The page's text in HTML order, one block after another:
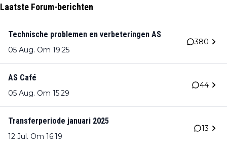
Laatste Forum-berichten
Technische problemen en verbeteringen AS
05 Aug. Om 19:25
380
AS Café
05 Aug. Om 15:29
44
Transferperiode januari 2025
12 Jul. Om 16:19
13